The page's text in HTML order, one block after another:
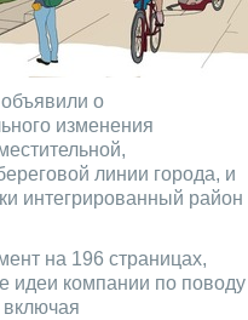
о
изменения
линии города, и
интегрированный район
на 196 страницах,
компании по поводу
включая